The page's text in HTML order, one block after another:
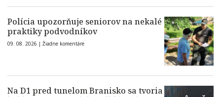
Polícia upozorňuje seniorov na nekalé
praktiky podvodníkov
09. 08. 2026 | Žiadne komentáre
Na D1 pred tunelom Branisko sa tvoria